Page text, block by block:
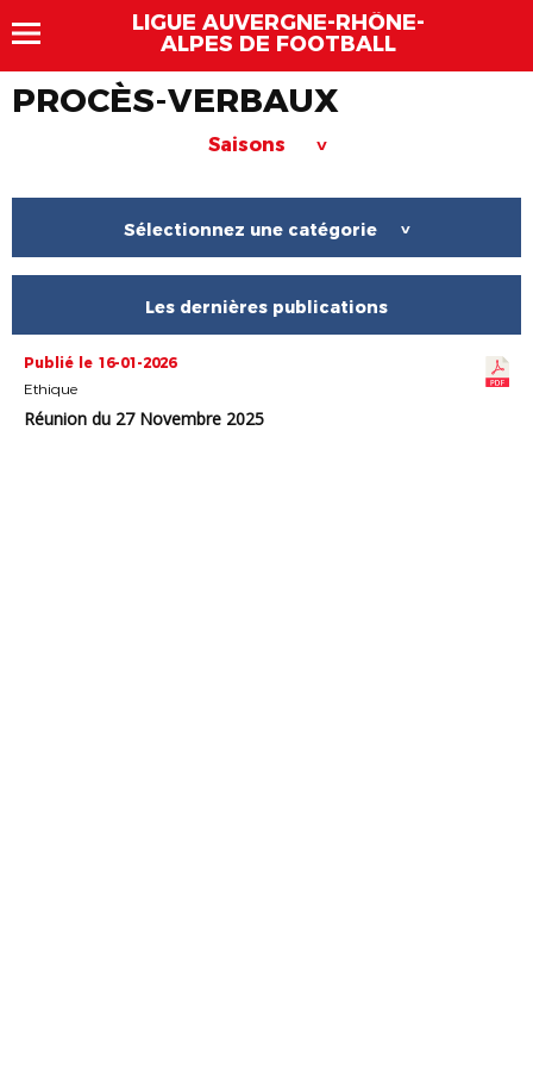
LIGUE AUVERGNE-RHÔNE-
ALPES DE FOOTBALL
PROCÈS-VERBAUX
Saisons >
Sélectionnez une catégorie >
Les dernières publications
Publié le 16-01-2026
Ethique
Réunion du 27 Novembre 2025